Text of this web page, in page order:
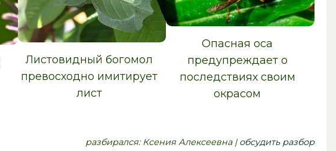
Листовидный богомол
превосходно имитирует
лист
Опасная оса
предупреждает о
последствиях своим
окрасом
pазбирался: Ксения Алексеевна |обсудить разбор